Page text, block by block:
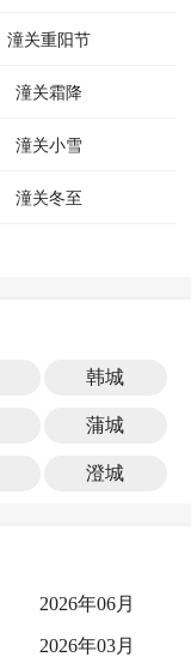
潼关重阳节
潼关霜降
潼关小雪
潼关冬至
韩城
蒲城
澄城
2026年06月
2026年03月